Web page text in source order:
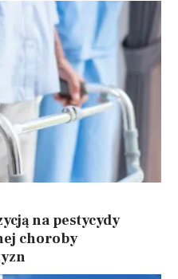
na pestycydy
choroby